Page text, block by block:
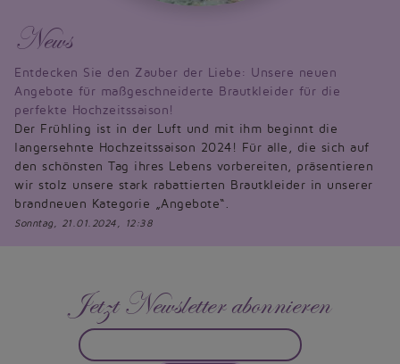
News
Entdecken Sie den Zauber der Liebe: Unsere neuen
Angebote für maßgeschneiderte Brautkleider für die
perfekte Hochzeitssaison!
Der Frühling ist in der Luft und mit ihm beginnt die
langersehnte Hochzeitssaison 2024! Für alle, die sich auf
den schönsten Tag ihres Lebens vorbereiten, präsentieren
wir stolz unsere stark rabattierten Brautkleider in unserer
brandneuen Kategorie „Angebote“.
Sonntag, 21.01.2024, 12:38
Jetzt Newsletter abonnieren